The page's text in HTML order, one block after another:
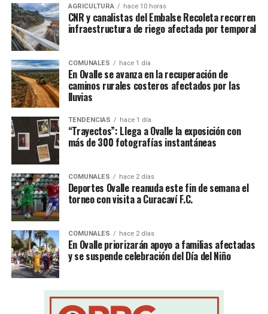
AGRICULTURA hace 10 horas
CNR y canalistas del Embalse Recoleta recorren
infraestructura de riego afectada por temporal
COMUNALES hace 1 día
En Ovalle se avanza en la recuperación de
caminos rurales costeros afectados por las
lluvias
TENDENCIAS hace 1 día
“Trayectos”: Llega a Ovalle la exposición con
más de 300 fotografías instantáneas
COMUNALES hace 2 días
Deportes Ovalle reanuda este fin de semana el
torneo con visita a Curacaví F.C.
COMUNALES hace 2 días
En Ovalle priorizarán apoyo a familias afectadas
y se suspende celebración del Día del Niño